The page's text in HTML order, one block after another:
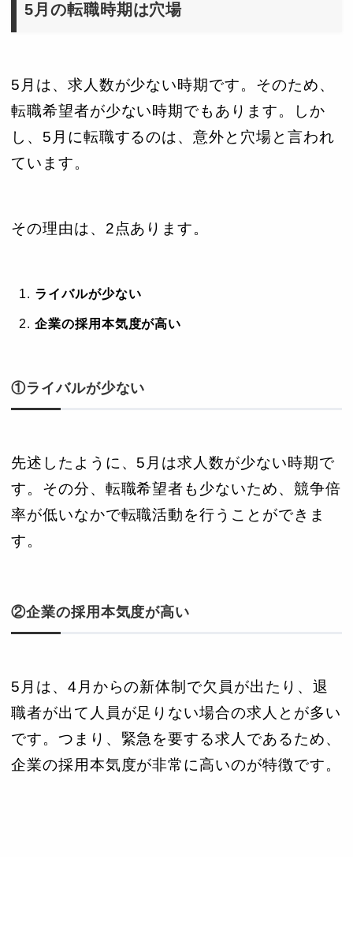
5月の転職時期は穴場
5月は、求人数が少ない時期です。そのため、
転職希望者が少ない時期でもあります。しか
し、5月に転職するのは、意外と穴場と言われ
ています。
その理由は、2点あります。
ライバルが少ない
企業の採用本気度が高い
①ライバルが少ない
先述したように、5月は求人数が少ない時期で
す。その分、転職希望者も少ないため、競争倍
率が低いなかで転職活動を行うことができま
す。
②企業の採用本気度が高い
5月は、4月からの新体制で欠員が出たり、退
職者が出て人員が足りない場合の求人とが多い
です。つまり、緊急を要する求人であるため、
企業の採用本気度が非常に高いのが特徴です。